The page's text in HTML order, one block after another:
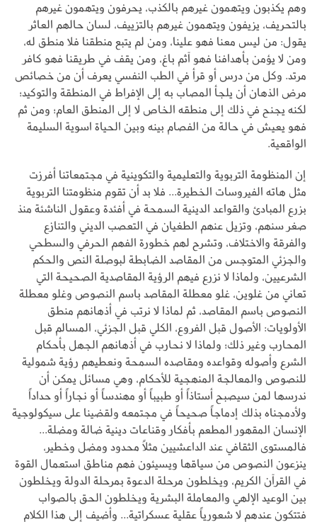
وهم يكذبون ويتهمون غيرهم بالكذب، يحرفون ويتهمون غيرهم
بالتحريف، يزيفون ويتهمون غيرهم بالتزييف، لسان حالهم العاثر
يقول: من ليس معنا فهو علينا، ومن لم يتبع منطقنا فلا منطق له،
ومن لا يؤمن بأهدافنا فهو آثم باغ، ومن يقف في طريقنا فهو كافر
مرتد. وكل من درس أو قرأ في الطب النفسي يعرف أن من خصائص
مرض الذهان أن يلجأ المصاب به إلى الإفراط في المنطقة والتوكيد؛
لكنه يجنح في ذلك إلى منطقه الخاص لا إلى المنطق العام؛ ومن ثم
فهو يعيش في حالة من الفصام بينه وبين الحياة اسوية السليمة
الواقعية.
إن المنظومة التربوية والتعليمية والتكوينية في مجتمعاتنا أفرزت
مثل هاته الفيروسات الخطيرة... فلا بد أن تقوم منظومتنا التربوية
بزرع المبادئ والقواعد الدينية السمحة في أفئدة وعقول الناشئة منذ
صغر سنهم، وتزيل عنهم الطغيان في التعصب الديني والتنازع
والفرقة والاختلاف، وتشرح لهم خطورة الفهم الحرفي والسطحي
والجزئي المتوجس من المقاصد الضابطة لبوصلة النص والحكم
الشرعيين، ولماذا لا نزرع فيهم الرؤية المقاصدية الصحيحة التي
تعاني من غلوين، غلو معطلة المقاصد باسم النصوص وغلو معطلة
النصوص باسم المقاصد، ثم لماذا لا نرتب في أذهانهم منطق
الأولويات: الأصول قبل الفروع، الكلي قبل الجزئي، المسالم قبل
المحارب وغير ذلك؛ ولماذا لا نحارب في أذهانهم الجهل بأحكام
الشرع وأصوله وقواعده ومقاصده السمحة ونعطيهم رؤية شمولية
للنصوص والمعالجة المنهجية للأحكام، وهي مسائل يمكن أن
ندرسها لمن سيصبح أستاذاً أو طبيباً أو مهندساً أو نجاراً أو حداداً
ولأدمجناه بذلك إدماجاً صحيحاً في مجتمعه ولقضينا على سيكولوجية
الإنسان المقهور المطعم بأفكار وقناعات دينية ضالة ومضلة...
فالمستوى الثقافي عند الداعشيين مثلاً محدود ومضل وخطير،
ينزعون النصوص من سياقها ويسيئون فهم مناطق استعمال القوة
في القرآن الكريم، ويخلطون مرحلة الدعوة بمرحلة الدولة ويخلطون
بين الوعيد الإلهي والمعاملة البشرية ويخلطون الحق بالصواب
فتتكون عندهم لا شعورياً عقلية عسكراتية... وأضيف إلى هذا الكلام